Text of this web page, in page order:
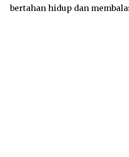
bertahan hidup dan